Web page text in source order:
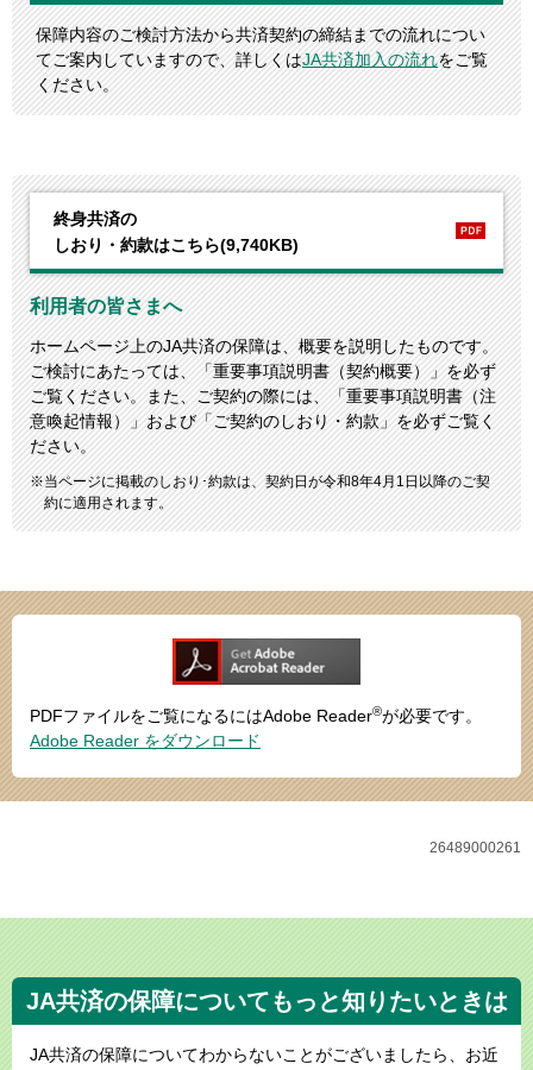
保障内容のご検討方法から共済契約の締結までの流れについ
てご案内していますので、詳しくはJA共済加入の流れをご覧
ください。
終身共済の
しおり・約款はこちら(9,740KB)
利用者の皆さまへ
ホームページ上のJA共済の保障は、概要を説明したものです。
ご検討にあたっては、「重要事項説明書（契約概要）」を必ず
ご覧ください。また、ご契約の際には、「重要事項説明書（注
意喚起情報）」および「ご契約のしおり・約款」を必ずご覧く
ださい。
当ページに掲載のしおり･約款は、契約日が令和8年4月1日以降のご契
約に適用されます。
PDFファイルをご覧になるにはAdobe Reader®が必要です。
Adobe Reader をダウンロード
26489000261
JA共済の保障についてもっと知りたいときは
JA共済の保障についてわからないことがございましたら、お近